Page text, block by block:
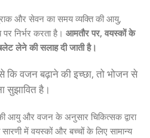
और सेवन का समय व्यक्ति की आयु,
निर्भर करता है। आमतौर पर, वयस्कों के
लेने की सलाह दी जाती है।
कि वजन बढ़ाने की इच्छा, तो भोजन से
सुझावित है।
और वजन के अनुसार चिकित्सक द्वारा
सारणी में वयस्कों और बच्चों के लिए सामान्य